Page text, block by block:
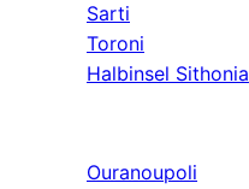
Sarti
Toroni
Halbinsel Sithonia
Ouranoupoli